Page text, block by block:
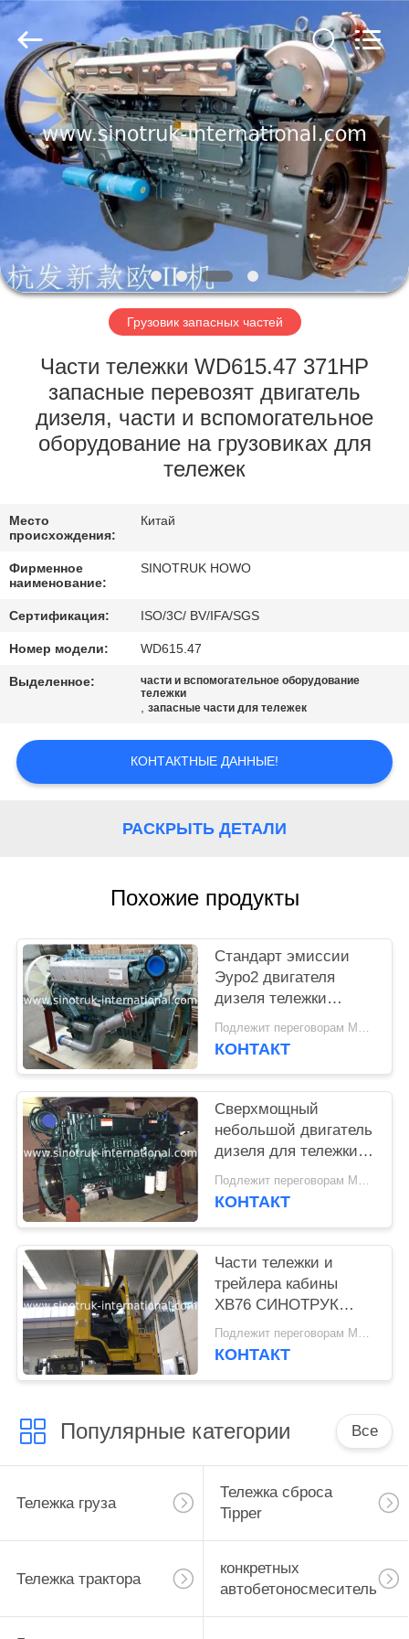
ДОМОЙ
ПРОДУКТЫ
НАС
ЭКСКУРСИЯ
ЗАВОДУ
КОНТРОЛЬ
КАЧЕСТВА
С
НАМИ
ЗАПРОСИТЕ
ЦИТАТУ
САЙТА
КОНФИДЕНЦИАЛЬНОСТИ
INTERNATIONAL
LTD..
Rights
Reserved.
Грузовик запасных частей
Части тележки WD615.47 371HP
запасные перевозят двигатель
дизеля, части и вспомогательное
оборудование на грузовиках для
тележек
Место
происхождения:
Китай
Фирменное
наименование:
SINOTRUK HOWO
Сертификация: ISO/3C/ BV/IFA/SGS
Номер модели: WD615.47
Выделенное:
части и вспомогательное оборудование
тележки
,запасные части для тележек
КОНТАКТНЫЕ ДАННЫЕ!
РАСКРЫТЬ ДЕТАЛИ
Похожие продукты
Стандарт эмиссии
Эуро2 двигателя
дизеля тележки
ВД615.47 371ХП
сверхмощный
Подлежит переговорам MOQ:1 ЕДИНИЦА
КОНТАКТ
Сверхмощный
небольшой двигатель
дизеля для тележки,
самого сильного
дизеля двигателя
Подлежит переговорам MOQ:1 ЕДИНИЦА
КОНТАКТ
Части тележки и
трейлера кабины
ХВ76 СИНОТРУК
ХОВО с одиночной
койкой А/К
Подлежит переговорам MOQ:1 ЕДИНИЦА
КОНТАКТ
Популярные категории Все
Тележка груза
Тележка сброса
Tipper
Тележка трактора
конкретных
автобетоносмеситель